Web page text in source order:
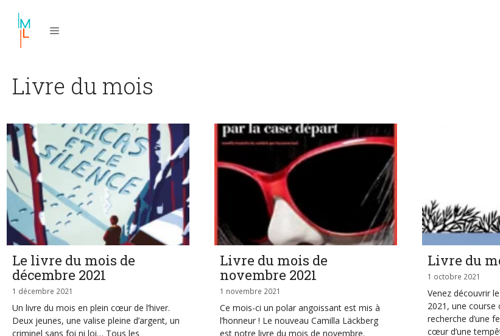
contenu
Livre du mois
Le livre du mois de
décembre 2021
1 décembre 2021
Un livre du mois en plein cœur de l’hiver.
Deux jeunes, une valise pleine d’argent, un
criminel sans foi ni loi… Tous les
Livre du mois de
novembre 2021
1 novembre 2021
Ce mois-ci un polar angoissant est mis à
l’honneur ! Le nouveau Camilla Läckberg
est notre livre du mois de novembre.
Livre du
1 octobre 2021
Venez découvrir
2021, une
recherche d’une
cœur d’une